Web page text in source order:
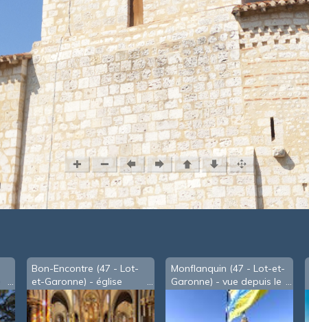
Bon-Encontre (47 - Lot-
et-Garonne) - église
Notre-Dame
Monflanquin (47 - Lot-et-
Garonne) - vue depuis le